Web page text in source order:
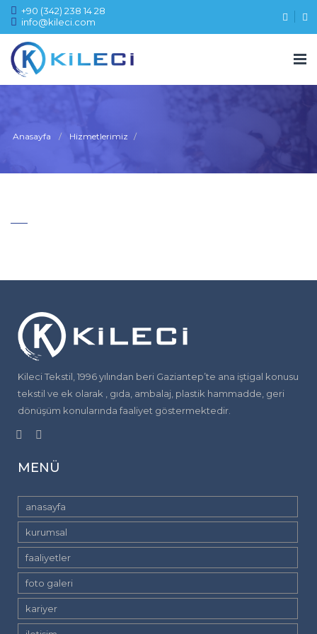
+90 (342) 238 14 28
info@kileci.com
Anasayfa Hizmetlerimiz
Kileci Tekstil, 1996 yılından beri Gaziantep’te ana iştigal konusu
tekstil ve ek olarak , gıda, ambalaj, plastik hammadde, geri
dönüşüm konularında faaliyet göstermektedir.
MENÜ
anasayfa
kurumsal
faali̇yetler
foto galeri̇
kariyer